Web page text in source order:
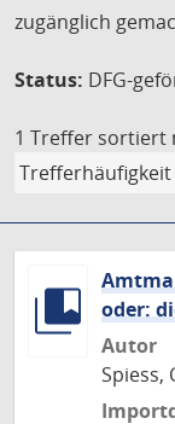
zugänglich
Status: DFG-
1 Treffer sortiert
oder:
Autor
Spiess,